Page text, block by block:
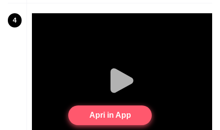
4
Apri in App